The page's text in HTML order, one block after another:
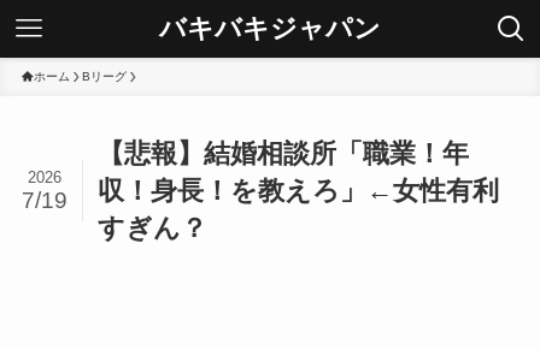
バキバキジャパン
ホーム Bリーグ
【悲報】結婚相談所「職業！年
収！身長！を教えろ」←女性有利
すぎん？
2026
7/19